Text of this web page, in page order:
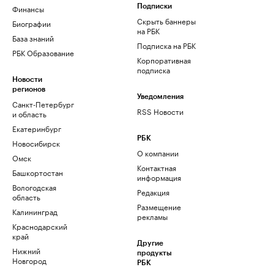
Финансы
Биографии
База знаний
РБК Образование
Новости
регионов
Санкт-Петербург
и область
Екатеринбург
Новосибирск
Омск
Башкортостан
Вологодская
область
Калининград
Краснодарский
край
Нижний
Новгород
Подписки
Скрыть баннеры
на РБК
Подписка на РБК
Корпоративная
подписка
Уведомления
RSS Новости
РБК
О компании
Контактная
информация
Редакция
Размещение
рекламы
Другие
продукты
РБК